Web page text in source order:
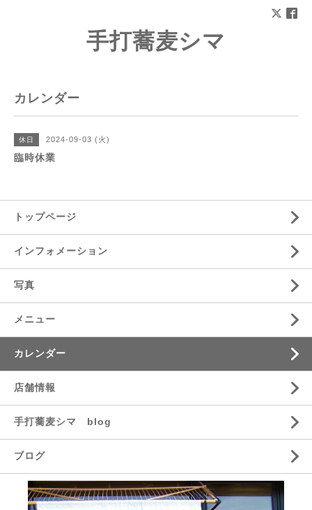
手打蕎麦シマ
カレンダー
休日 2024-09-03 (火)
臨時休業
トップページ
インフォメーション
写真
メニュー
カレンダー
店舗情報
手打蕎麦シマ blog
ブログ